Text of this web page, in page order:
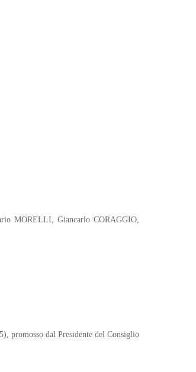
MORELLI, Giancarlo CORAGGIO,
promosso dal Presidente del Consiglio